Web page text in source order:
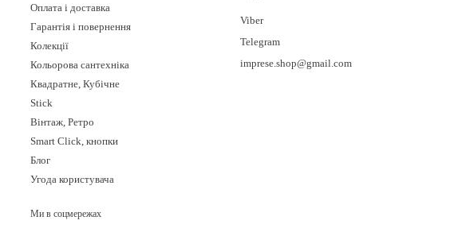
Оплата і доставка
Гарантія і повернення
Колекції
Кольорова сантехніка
Квадратне, Кубічне
Stick
Вінтаж, Ретро
Smart Click, кнопки
Блог
Угода користувача
Ми в соцмережах
Viber
Telegram
imprese.shop@gmail.com